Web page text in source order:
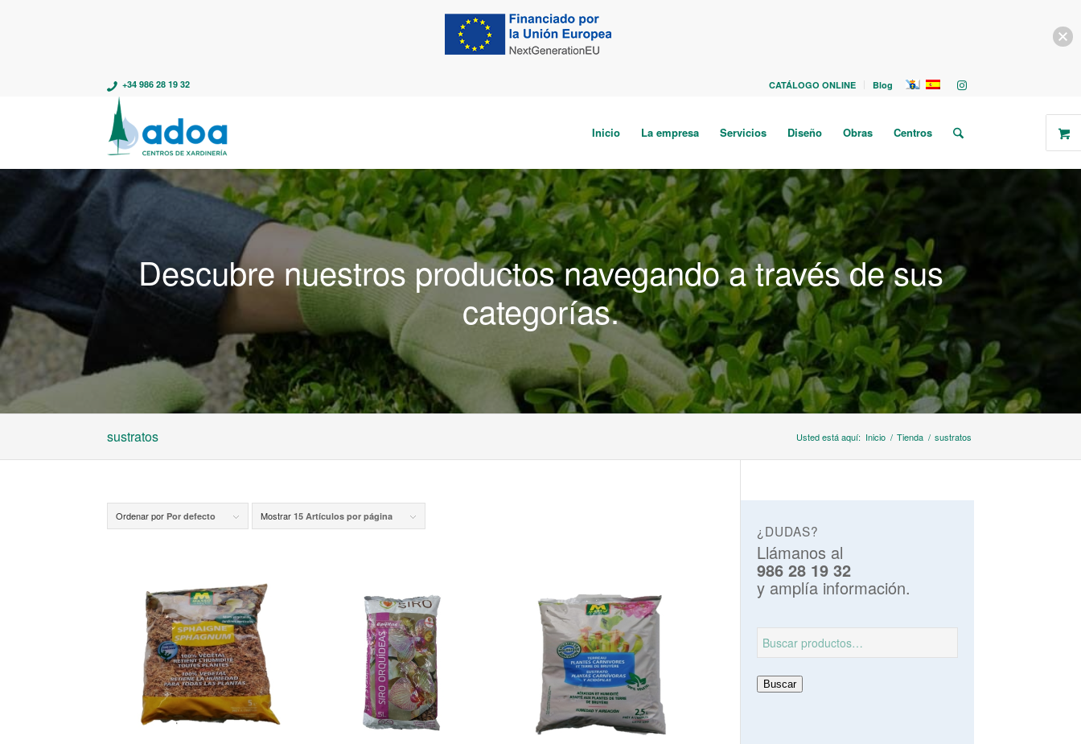
CATÁLOGO ONLINE Blog
+34 986 28 19 32
Inicio La empresa Servicios Diseño Obras Centros
Descubre nuestros productos navegando a través de sus
categorías.
sustratos Usted está aquí: Inicio / Tienda / sustratos
Ordenar por Por defecto Mostrar 15 Artículos por página
¿DUDAS?
Llámanos al
986 28 19 32
y amplía información.
Buscar